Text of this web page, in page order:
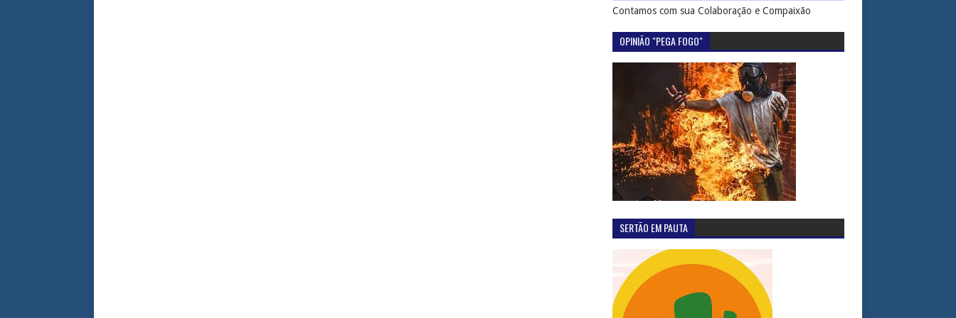
Contamos com sua Colaboração e Compaixão
OPINIÃO "PEGA FOGO"
SERTÃO EM PAUTA